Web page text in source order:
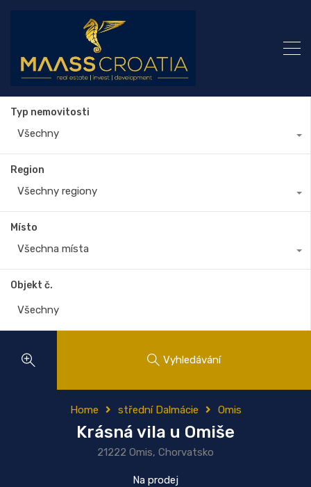
Typ nemovitosti
Všechny
Region
Všechny regiony
Místo
Všechna místa
Objekt č.
Vyhledávání
Home střední Dalmácie Omis
Krásná vila u Omiše
21222 Omis, Chorvatsko
Na prodej